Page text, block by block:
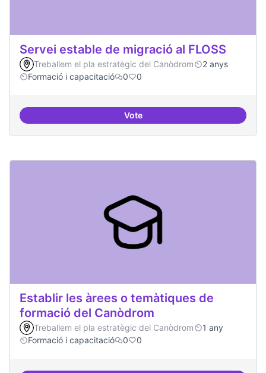
Servei estable de migració al FLOSS
Treballem el pla estratègic del Canòdrom
2 anys
Formació i capacitació
0 0
VoteServei estable de migració al
Establir les àrees o temàtiques de
formació del Canòdrom
Treballem el pla estratègic del Canòdrom
1 any
Formació i capacitació
0 0